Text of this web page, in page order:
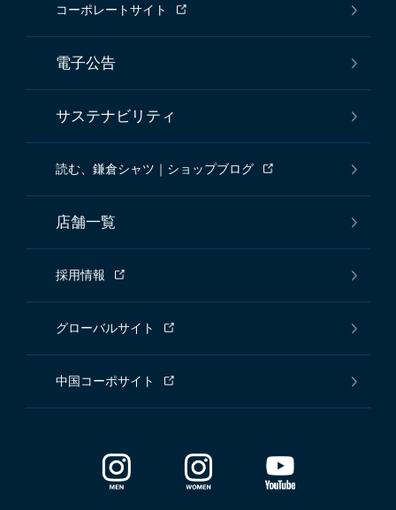
コーポレートサイト
電子公告
サステナビリティ
読む、鎌倉シャツ｜ショップブログ
店舗一覧
採用情報
グローバルサイト
中国コーポサイト